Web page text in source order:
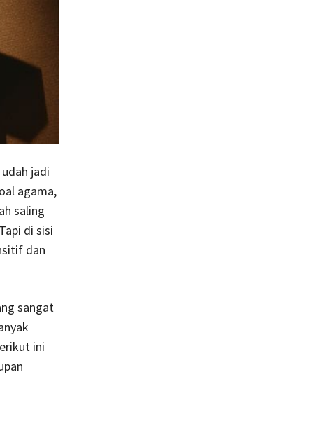
jadi
agama,
saling
di sisi
dan
sangat
ini